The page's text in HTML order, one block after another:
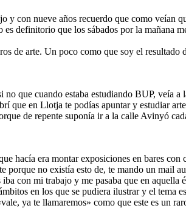
con nueve años recuerdo que como veían
definitorio que los sábados por la mañana
de arte. Un poco como que soy el
que cuando estaba estudiando BUP, veía a
que en Llotja te podías apuntar y estudiar
de repente suponía ir a la calle Avinyó
hacía era montar exposiciones en bares con
no existía esto de, te mando un mail
con mi trabajo y me pasaba que en aquella
en los que se pudiera ilustrar y el tema
ya te llamaremos» como que este es un